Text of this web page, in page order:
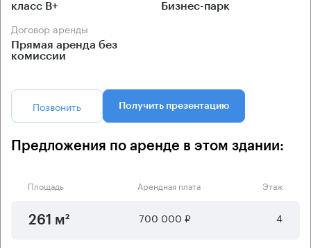
класс B+ Бизнес-парк
Договор аренды
Прямая аренда без
комиссии
Позвонить Получить презентацию
Предложения по аренде в этом здании:
Площадь Арендная плата Этаж
261 м² 700 000 ₽ 4